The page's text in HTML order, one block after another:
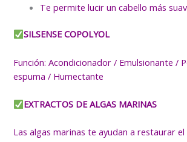
Te permite lucir un cabello más
SILSENSE COPOLYOL
Función: Acondicionador / Emulsionante /
espuma / Humectante
EXTRACTOS DE ALGAS MARINAS
Las algas marinas te ayudan a restaurar